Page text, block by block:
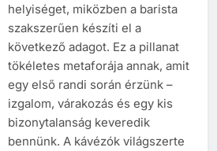
helyiséget, miközben a barista
szakszerűen készíti el a
következő adagot. Ez a pillanat
tökéletes metaforája annak, amit
egy első randi során érzünk –
izgalom, várakozás és egy kis
bizonytalanság keveredik
bennünk. A kávézók világszerte